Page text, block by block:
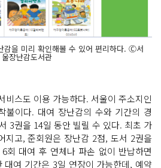
감을 미리 확인해볼 수 있어 편리하다. Ⓒ서
울장난감도서관
비스도 이용 가능하다. 서울이 주소지인
불이다. 대여 장난감의 수와 기간의 경
3권을 14일 동안 빌릴 수 있다. 최초 가
지고, 준회원은 장난감 2점, 도서 2권을
회 대여 후 연체나 파손 없이 반납하면
대여 기간은 3일 연장이 가능한데, 예약